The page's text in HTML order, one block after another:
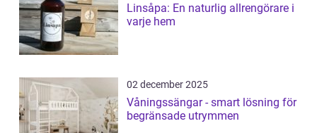
Linsåpa: En naturlig allrengörare i
varje hem
02 december 2025
Våningssängar - smart lösning för
begränsade utrymmen